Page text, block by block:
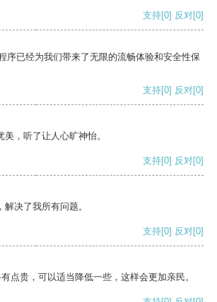
支持[0] 反对[0]
序已经为我们带来了无限的流畅体验和安全性保
支持[0] 反对[0]
，听了让人心旷神怡。
支持[0] 反对[0]
决了我所有问题。
支持[0] 反对[0]
点贵，可以适当降低一些，这样会更加亲民。